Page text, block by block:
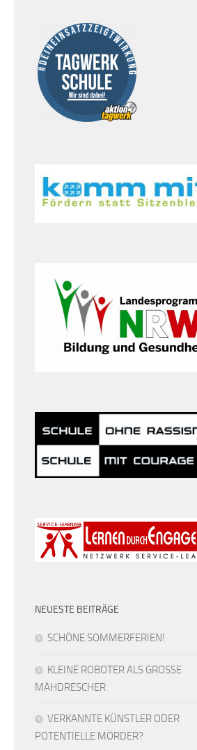
NEUESTE BEITRÄGE
SCHÖNE SOMMERFERIEN!
KLEINE ROBOTER ALS GROSSE
MÄHDRESCHER
VERKANNTE KÜNSTLER ODER
POTENTIELLE MÖRDER?